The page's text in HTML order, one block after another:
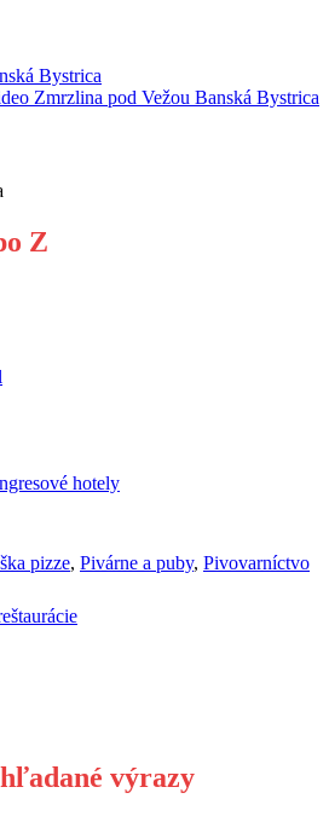
Z
hotely
pizze, Pivárne a puby, Pivovarníctvo
výrazy